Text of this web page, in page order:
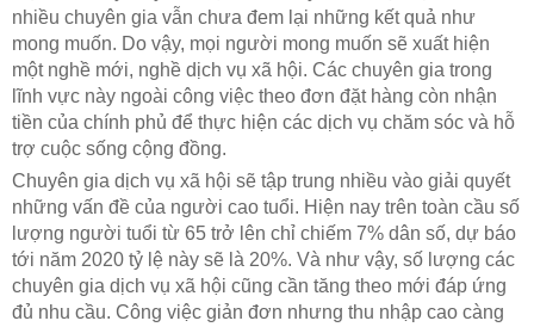
nhiều chuyên gia vẫn chưa đem lại những kết quả như
mong muốn. Do vậy, mọi người mong muốn sẽ xuất hiện
một nghề mới, nghề dịch vụ xã hội. Các chuyên gia trong
lĩnh vực này ngoài công việc theo đơn đặt hàng còn nhận
tiền của chính phủ để thực hiện các dịch vụ chăm sóc và hỗ
trợ cuộc sống cộng đồng.
Chuyên gia dịch vụ xã hội sẽ tập trung nhiều vào giải quyết
những vấn đề của người cao tuổi. Hiện nay trên toàn cầu số
lượng người tuổi từ 65 trở lên chỉ chiếm 7% dân số, dự báo
tới năm 2020 tỷ lệ này sẽ là 20%. Và như vậy, số lượng các
chuyên gia dịch vụ xã hội cũng cần tăng theo mới đáp ứng
đủ nhu cầu. Công việc giản đơn nhưng thu nhập cao càng